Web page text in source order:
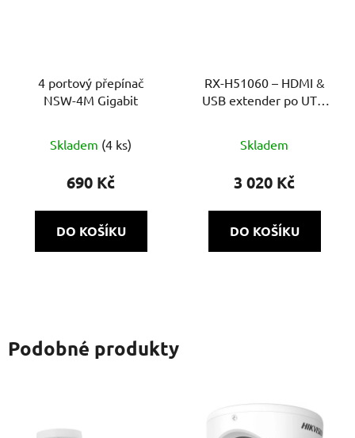
4 portový přepínač
NSW-4M Gigabit
Skladem (4 ks)
690 Kč
DO KOŠÍKU
RX-H51060 – HDMI &
USB extender po UTP,
Skladem
3 020 Kč
DO KOŠÍKU
Podobné produkty